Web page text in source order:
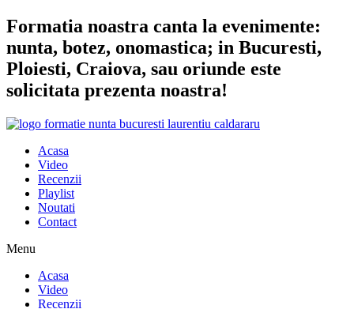
Sari
la
conținut
Formatia noastra canta la evenimente:
nunta, botez, onomastica; in Bucuresti,
Ploiesti, Craiova, sau oriunde este
solicitata prezenta noastra!
Acasa
Video
Recenzii
Playlist
Noutati
Contact
Menu
Acasa
Video
Recenzii